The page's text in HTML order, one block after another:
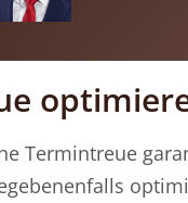
Termintreue